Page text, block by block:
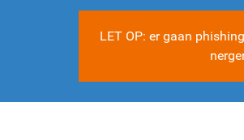
LET OP: er gaan